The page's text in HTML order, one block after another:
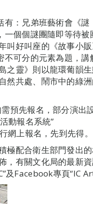
：兄弟班藝術會《謎
個個謎團隨即等待被
叫好叫座的《故事小
不可分的元素為題，
之靈》則以龍環葡韻
然共處、鬧市中的綠
預先報名，部分演出
動報名系統”
上報名，先到先得。
極配合衛生部門發出
，有關文化局的最新
Facebook專頁“IC Art